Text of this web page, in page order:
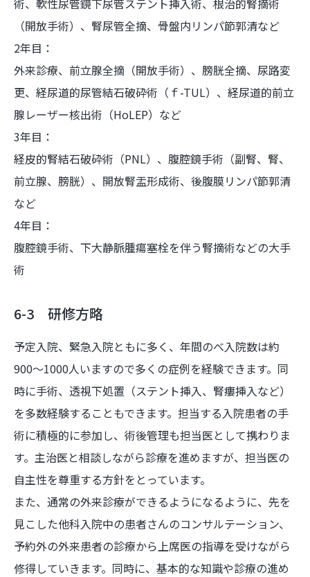
（開放手術）、腎尿管全摘、骨盤内リンパ節郭清など
2年目：
外来診療、前立腺全摘（開放手術）、膀胱全摘、尿路変
更、経尿道的尿管結石破砕術（ｆ-TUL）、経尿道的前立
腺レーザー核出術（HoLEP）など
3年目：
経皮的腎結石破砕術（PNL）、腹腔鏡手術（副腎、腎、
前立腺、膀胱）、開放腎盂形成術、後腹膜リンパ節郭清
など
4年目：
腹腔鏡手術、下大静脈腫瘍塞栓を伴う腎摘術などの大手
術
6-3 研修方略
予定入院、緊急入院ともに多く、年間のべ入院数は約
900～1000人いますので多くの症例を経験できます。同
時に手術、透視下処置（ステント挿入、腎瘻挿入など）
を多数経験することもできます。担当する入院患者の手
術に積極的に参加し、術後管理も担当医として携わりま
す。主治医と相談しながら診療を進めますが、担当医の
自主性を尊重する方針をとっています。
また、通常の外来診療ができるようになるように、先を
見こした他科入院中の患者さんのコンサルテーション、
予約外の外来患者の診療から上席医の指導を受けながら
修得していきます。同時に、基本的な知識や診療の進め